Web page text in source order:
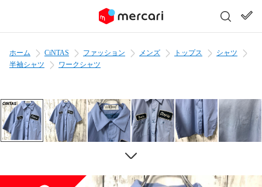
ホーム CiNTAS ファッション メンズ トップス
シャツ
半袖シャツ
ワークシャツ